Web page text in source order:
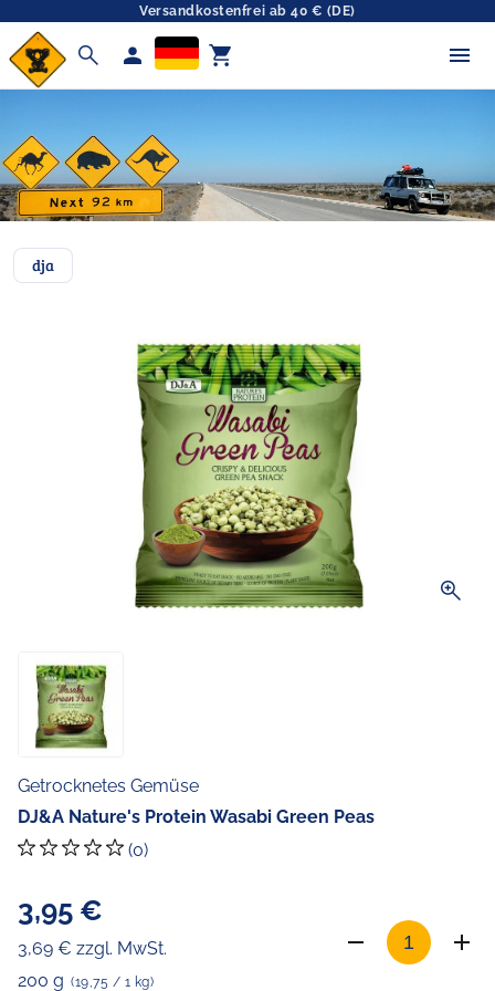
Versandkostenfrei ab 40 € (DE)
search person shopping_cart
dja
zoom_in
Getrocknetes Gemüse
DJ&A Nature's Protein Wasabi Green Peas
(0)
3,95 €
3,69 € zzgl. MwSt.
200 g (19,75 / 1 kg)